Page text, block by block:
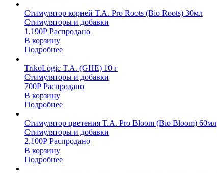
Стимулятор корней T.A. Pro Roots (Bio Roots) 30мл
Стимуляторы и добавки
1,190Р Распродано
В корзину
Подробнее
TrikoLogic T.A. (GHE) 10 г
Стимуляторы и добавки
700Р Распродано
В корзину
Подробнее
Стимулятор цветения T.A. Pro Bloom (Bio Bloom) 60мл
Стимуляторы и добавки
2,100Р Распродано
В корзину
Подробнее